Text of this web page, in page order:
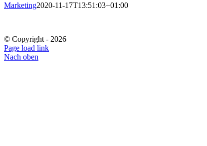
Marketing2020-11-17T13:51:03+01:00
© Copyright - 2026
Page load link
Nach oben